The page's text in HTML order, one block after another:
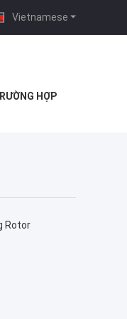
Vietnamese
HỢP
Rotor